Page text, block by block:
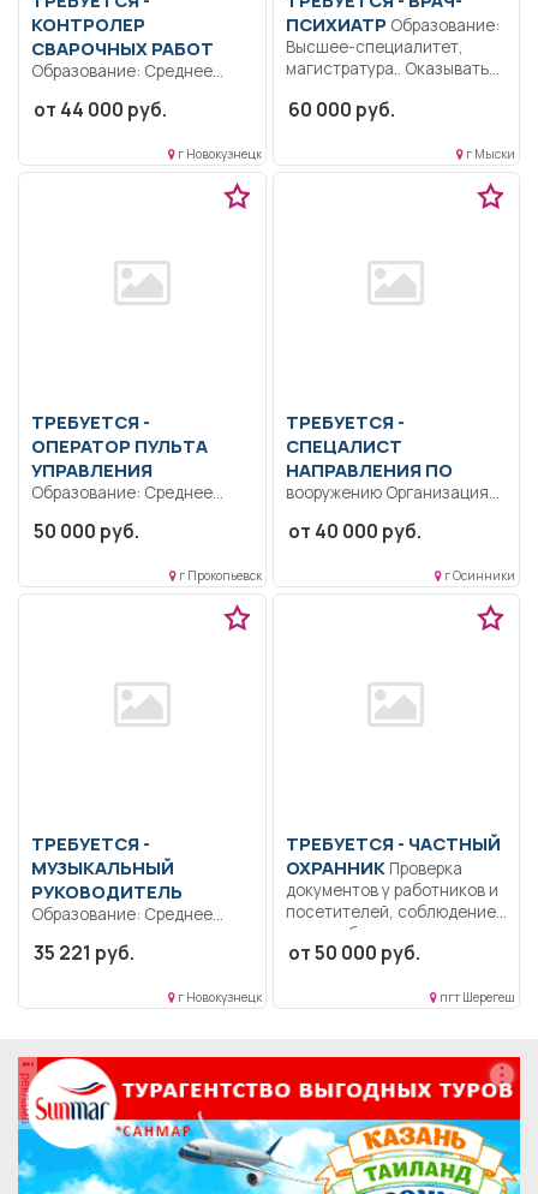
КОНТРОЛЕР
СВАРОЧНЫХ РАБОТ
Образование: Среднее
Выполняет обязанности по
от 44 000 руб.
г Новокузнецк
ПСИХИАТР
Высшее-специалитет,
магистратура.. Оказывать
психиатрическую помощь.
60 000 руб.
г Мыски
ТРЕБУЕТСЯ -
ОПЕРАТОР ПУЛЬТА
УПРАВЛЕНИЯ
Образование: Среднее
образование.. Погрузка ЖД
50 000 руб.
г Прокопьевск
ТРЕБУЕТСЯ -
СПЕЦАЛИСТ
НАПРАВЛЕНИЯ ПО
вооружению Организация
Полный рабочий день..
от 40 000 руб.
г Осинники
ТРЕБУЕТСЯ -
МУЗЫКАЛЬНЫЙ
РУКОВОДИТЕЛЬ
Образование: Среднее
образование.. Проведение
35 221 руб.
г Новокузнецк
ТРЕБУЕТСЯ - ЧАСТНЫЙ
ОХРАННИКПроверка
документов у работников и
посетителей, соблюдение
внутриобъектового и...
от 50 000 руб.
пгт Шерегеш
реклама